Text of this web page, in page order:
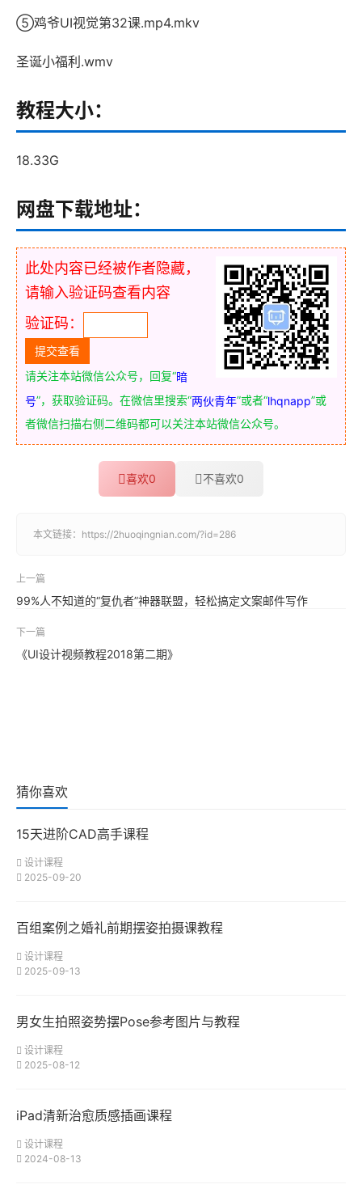
⑤鸡爷UI视觉第32课.mp4.mkv
圣诞小福利.wmv
教程大小：
18.33G
网盘下载地址：
此处内容已经被作者隐藏，
请输入验证码查看内容
验证码：
请关注本站微信公众号，回复“暗
号”，获取验证码。在微信里搜索“两伙青年”或者“lhqnapp”或
者微信扫描右侧二维码都可以关注本站微信公众号。
喜欢0 不喜欢0
本文链接： https://2huoqingnian.com/?id=286
上一篇
99%人不知道的“复仇者”神器联盟，轻松搞定文案邮件写作
下一篇
《UI设计视频教程2018第二期》
猜你喜欢
15天进阶CAD高手课程
设计课程
2025-09-20
百组案例之婚礼前期摆姿拍摄课教程
设计课程
2025-09-13
男女生拍照姿势摆Pose参考图片与教程
设计课程
2025-08-12
iPad清新治愈质感插画课程
设计课程
2024-08-13